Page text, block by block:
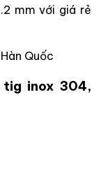
mm với giá rẻ
Quốc
tig inox 304,